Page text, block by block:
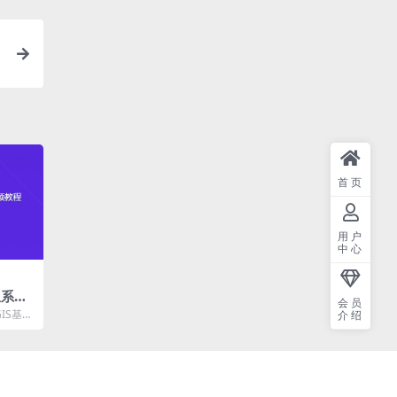
统
基本
首页
用户
中心
会员
介绍